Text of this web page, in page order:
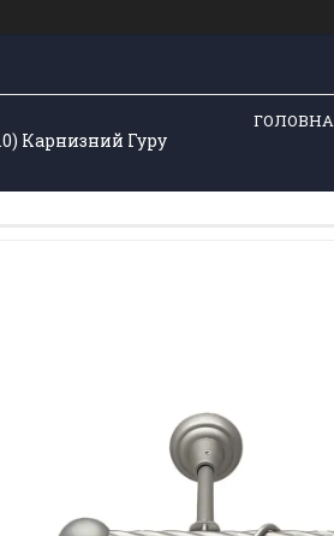
Карнизний Гуру
ГОЛОВНА